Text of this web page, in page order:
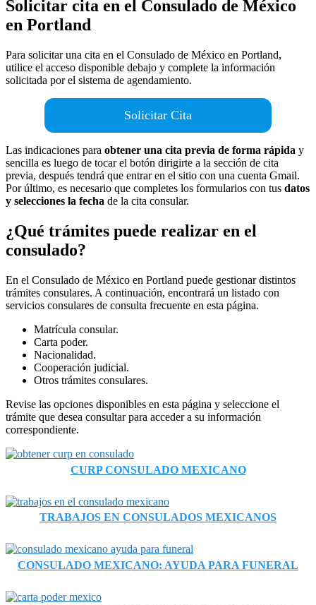
Solicitar cita en el Consulado de México
en Portland
Para solicitar una cita en el Consulado de México en Portland,
utilice el acceso disponible debajo y complete la información
solicitada por el sistema de agendamiento.
Solicitar Cita
Las indicaciones para obtener una cita previa de forma rápida y
sencilla es luego de tocar el botón dirigirte a la sección de cita
previa, después tendrá que entrar en el sitio con una cuenta Gmail.
Por último, es necesario que completes los formularios con tus datos
y selecciones la fecha de la cita consular.
¿Qué trámites puede realizar en el
consulado?
En el Consulado de México en Portland puede gestionar distintos
trámites consulares. A continuación, encontrará un listado con
servicios consulares de consulta frecuente en esta página.
Matrícula consular.
Carta poder.
Nacionalidad.
Cooperación judicial.
Otros trámites consulares.
Revise las opciones disponibles en esta página y seleccione el
trámite que desea consultar para acceder a su información
correspondiente.
CURP CONSULADO MEXICANO
TRABAJOS EN CONSULADOS MEXICANOS
CONSULADO MEXICANO: AYUDA PARA FUNERAL